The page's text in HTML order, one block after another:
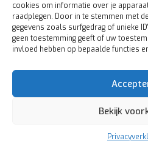
cookies om informatie over je
raadplegen. Door in te stemmen met
gegevens zoals surfgedrag of unieke
geen toestemming geeft of uw
invloed hebben op bepaalde functies
Bekijk
Meer nieuws
Home